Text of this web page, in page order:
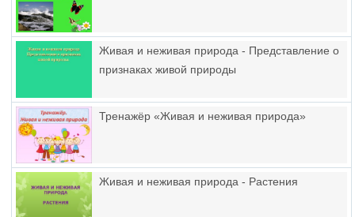
Живая и неживая природа - Представление о
признаках живой природы
Тренажёр «Живая и неживая природа»
Живая и неживая природа - Растения